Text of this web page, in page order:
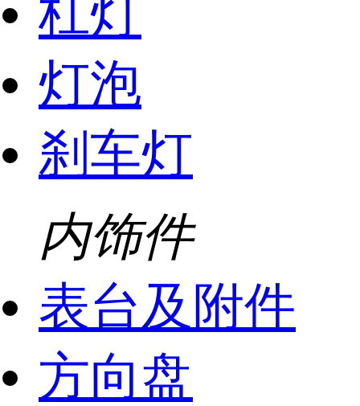
杠灯
灯泡
刹车灯
内饰件
表台及附件
方向盘